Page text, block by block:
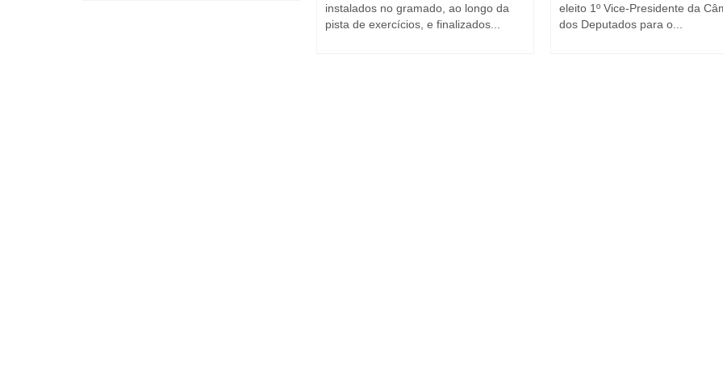
instalados no gramado, ao longo da
pista de exercícios, e finalizados...
eleito 1º Vice-Presidente da
dos Deputados para o...